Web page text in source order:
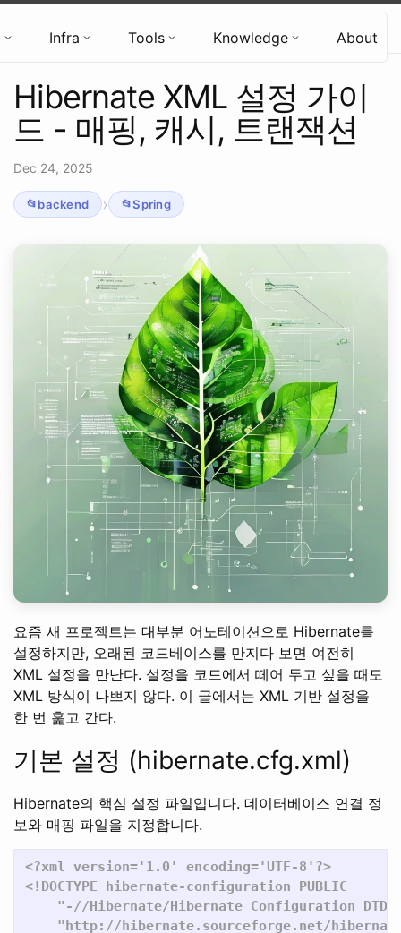
Hyun's Tech Blog
Infra Tools Knowledge About
Hibernate XML 설정 가이
드 - 매핑, 캐시, 트랜잭션
Dec 24, 2025
backend › Spring
요즘 새 프로젝트는 대부분 어노테이션으로 Hibernate를
설정하지만, 오래된 코드베이스를 만지다 보면 여전히
XML 설정을 만난다. 설정을 코드에서 떼어 두고 싶을 때도
XML 방식이 나쁘지 않다. 이 글에서는 XML 기반 설정을
한 번 훑고 간다.
기본 설정 (hibernate.cfg.xml)
Hibernate의 핵심 설정 파일입니다. 데이터베이스 연결 정
보와 매핑 파일을 지정합니다.
<?xml version='1.0' encoding='UTF-8'?>
<!DOCTYPE hibernate-configuration PUBLIC
"-//Hibernate/Hibernate Configuration DTD
"http://hibernate.sourceforge.net/